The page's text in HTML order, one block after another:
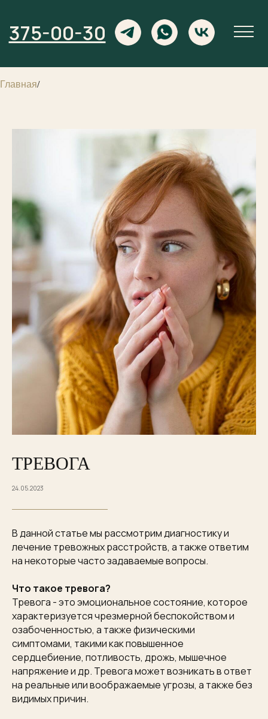
375-00-30
Главная/
ТРЕВОГА
24.05.2023
В данной статье мы рассмотрим диагностику и
лечение тревожных расстройств, а также ответим
на некоторые часто задаваемые вопросы.
Что такое тревога?
Тревога - это эмоциональное состояние, которое
характеризуется чрезмерной беспокойством и
озабоченностью, а также физическими
симптомами, такими как повышенное
сердцебиение, потливость, дрожь, мышечное
напряжение и др. Тревога может возникать в ответ
на реальные или воображаемые угрозы, а также без
видимых причин.